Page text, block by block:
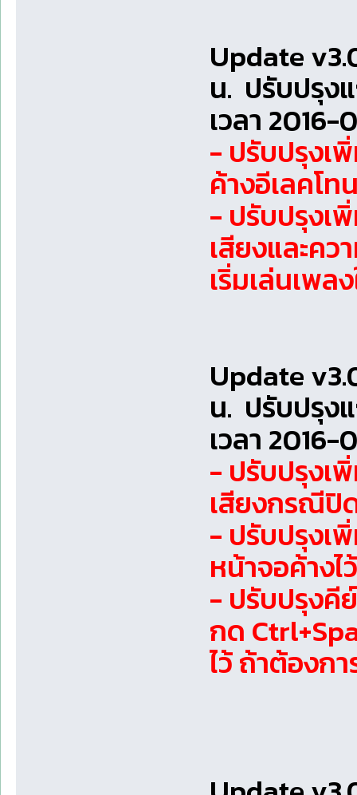
Update
น. ปรับปรุง
เวลา 2016-
- ปรับปรุงเ
ค้างอีเลคโท
- ปรับปรุงเ
เสียงและคว
เริ่มเล่นเพล
Update
น. ปรับปรุง
เวลา
- ปรับปรุงเ
เสียงกรณีปิ
- ปรับปรุงเ
หน้าจอค้าง
- ปรับปรุงคี
กด
ไว้ ถ้าต้องก